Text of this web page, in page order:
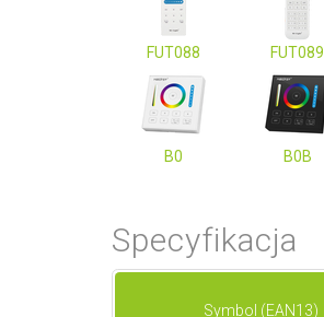
FUT088 FUT089
B0 B0B
Specyfikacja
Symbol (EAN13)